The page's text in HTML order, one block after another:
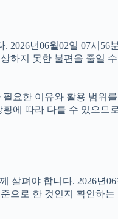
년06월02일 07시
하지 못한 불편을 줄일
한 이유와 활용 범위
에 따라 다를 수 있으므
펴야 합니다. 2026년
으로 한 것인지 확인하는